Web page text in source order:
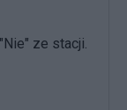
ze stacji.